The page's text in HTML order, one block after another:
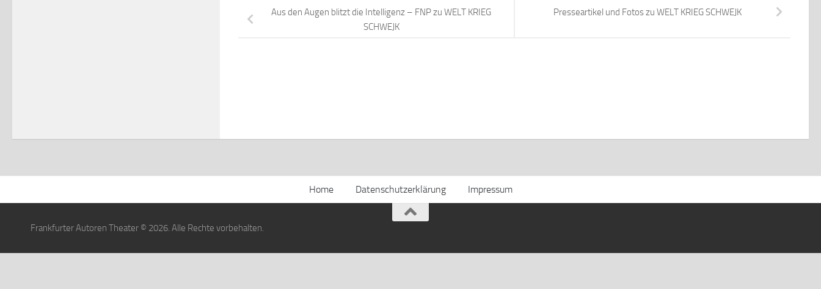
Presseartikel und Fotos zu WELT KRIEG SCHWEJK
Aus den Augen blitzt die Intelligenz – FNP zu WELT KRIEG
SCHWEJK
Home Datenschutzerklärung Impressum
Frankfurter Autoren Theater © 2026. Alle Rechte vorbehalten.